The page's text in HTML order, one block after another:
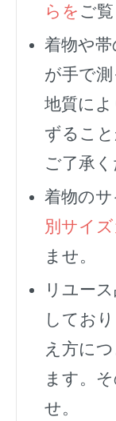
らを ご
着物や
が手で
地質に
ずるこ
ご了承く
着物の
別サイズ
ませ。
リユー
してお
え方に
ます。
せ。